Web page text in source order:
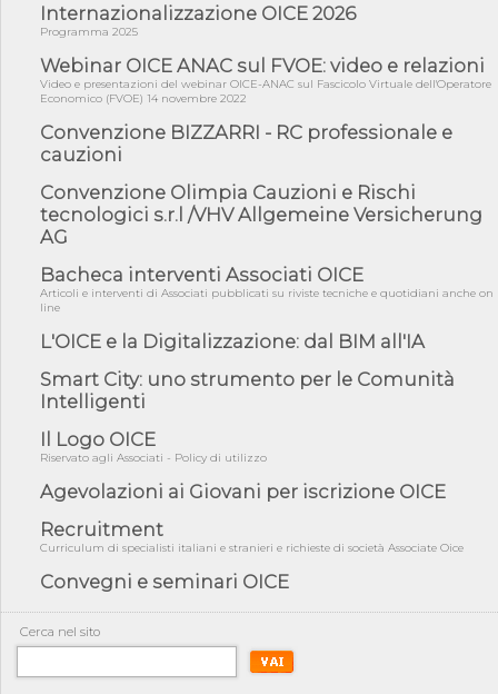
con ...
riqualificazione sism...
06/08/26 - CdM: approvato il d.lgs. di adeguamento all’AI Act in
06/08/26 - DDL delegazione europea in Cdm per recepimento
norme UE in m...
05/08/26 - DL Infrastrutture e PNRR è legge: approvata oggi la
fiducia...
05/08/26 - Focus OICE sul DDL di riforma della responsabilità
05/08/26 - Anac: pubblicata la Relazione illustrativa al Bando tipo
2 s...
05/08/26 - SAVE THE DATE: Assemblea Pubblica Confindustria
05/08/26 - Successo OICE per il bando della Città metropolitana
di Reg...
05/08/26 - Lettera OICE per il bando della Giunta Regionale della
Campa...
04/08/26 - DL PA: previste cancellazioni da elenchi professionisti
per ...
04/08/26 - International Sustainable Buildings Competition -
COP31, An...
04/08/26 - CdS, project financing: progetto di fattibilità da
04/08/26 - Rapporto Anac corruzione 2020-2026: procedimenti
penali per ...
Internazionalizzazione OICE 2026
Programma 2025
Webinar OICE ANAC sul FVOE: video e relazioni
Video e presentazioni del webinar OICE-ANAC sul Fascicolo Virtuale dell'Operatore
Economico (FVOE) 14 novembre 2022
Convenzione BIZZARRI - RC professionale e
cauzioni
Convenzione Olimpia Cauzioni e Rischi
tecnologici s.r.l /VHV Allgemeine Versicherung
AG
Bacheca interventi Associati OICE
Articoli e interventi di Associati pubblicati su riviste tecniche e quotidiani anche on
line
L'OICE e la Digitalizzazione: dal BIM all'IA
Smart City: uno strumento per le Comunità
Intelligenti
Il Logo OICE
Riservato agli Associati - Policy di utilizzo
Agevolazioni ai Giovani per iscrizione OICE
Recruitment
Curriculum di specialisti italiani e stranieri e richieste di società Associate Oice
Convegni e seminari OICE
Cerca nel sito